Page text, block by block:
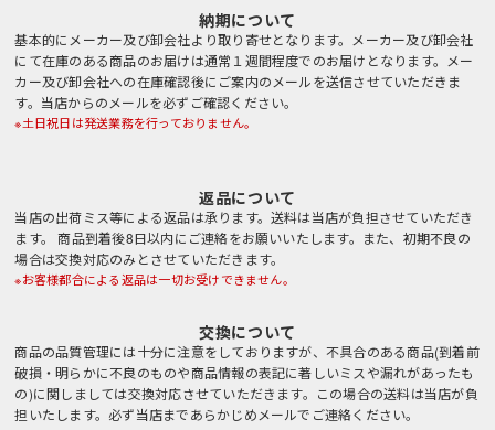
納期について
基本的にメーカー及び卸会社より取り寄せとなります。メーカー及び卸会社
にて在庫のある商品のお届けは通常１週間程度でのお届けとなります。メー
カー及び卸会社への在庫確認後にご案内のメールを送信させていただきま
す。当店からのメールを必ずご確認ください。
※土日祝日は発送業務を行っておりません。
返品について
当店の出荷ミス等による返品は承ります。送料は当店が負担させていただき
ます。 商品到着後8日以内にご連絡をお願いいたします。また、初期不良の
場合は交換対応のみとさせていただきます。
※お客様都合による返品は一切お受けできません。
交換について
商品の品質管理には十分に注意をしておりますが、不具合のある商品(到着前
破損・明らかに不良のものや商品情報の表記に著しいミスや漏れがあったも
の)に関しましては交換対応させていただきます。この場合の送料は当店が負
担いたします。必ず当店まであらかじめメールでご連絡ください。